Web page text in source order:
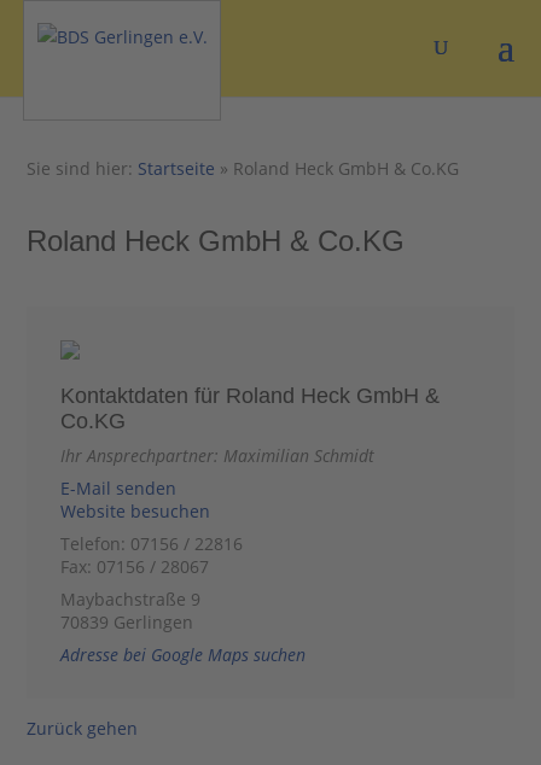
Sie sind hier: Startseite » Roland Heck GmbH & Co.KG
Roland Heck GmbH & Co.KG
Kontaktdaten für Roland Heck GmbH &
Co.KG
Ihr Ansprechpartner: Maximilian Schmidt
E-Mail senden
Website besuchen
Telefon: 07156 / 22816
Fax: 07156 / 28067
Maybachstraße 9
70839 Gerlingen
Adresse bei Google Maps suchen
Zurück gehen